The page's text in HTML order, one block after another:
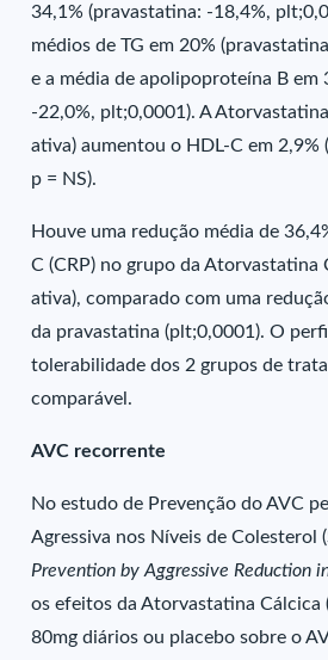
34,1% (pravastatina: -18,4%,
médios de TG em 20%
e a média de apolipoproteína B em
-22,0%, plt;0,0001). A
ativa) aumentou o HDL-C em 2,9%
p = NS).
Houve uma redução média de
C (CRP) no grupo da Atorvastatina
ativa), comparado com uma
da pravastatina (plt;0,0001). O
tolerabilidade dos 2 grupos de
comparável.
AVC recorrente
No estudo de Prevenção do AVC
Agressiva nos Níveis de Colesterol
Prevention by Aggressive Reduction
os efeitos da Atorvastatina Cálcica
80mg diários ou placebo sobre o